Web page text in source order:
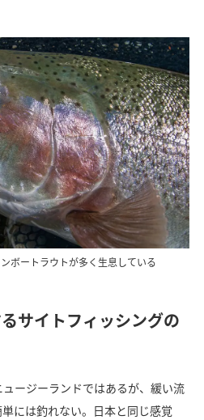
ボートラウトが多く生息している
サイトフィッシングの
ージーランドではあるが、緩い流
には釣れない。日本と同じ感覚